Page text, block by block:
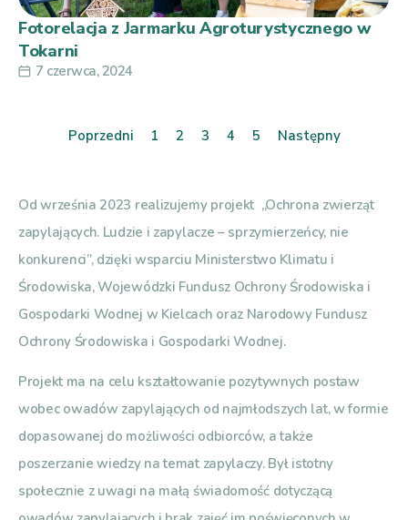
Fotorelacja z Jarmarku Agroturystycznego w
Tokarni
7 czerwca, 2024
Poprzedni 1 2 3 4 5 Następny
Od września 2023 realizujemy projekt „Ochrona zwierząt
zapylających. Ludzie i zapylacze – sprzymierzeńcy, nie
konkurenci”, dzięki wsparciu Ministerstwo Klimatu i
Środowiska, Wojewódzki Fundusz Ochrony Środowiska i
Gospodarki Wodnej w Kielcach oraz Narodowy Fundusz
Ochrony Środowiska i Gospodarki Wodnej.
Projekt ma na celu kształtowanie pozytywnych postaw
wobec owadów zapylających od najmłodszych lat, w formie
dopasowanej do możliwości odbiorców, a także
poszerzanie wiedzy na temat zapylaczy. Był istotny
społecznie z uwagi na małą świadomość dotyczącą